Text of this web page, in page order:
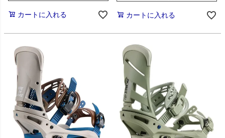
カートに入れる カートに入れる